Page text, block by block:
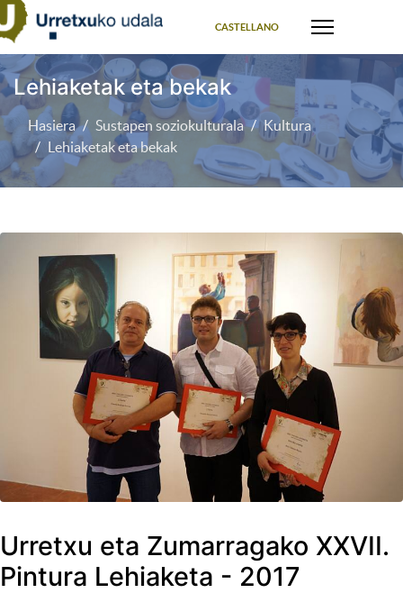
CASTELLANO
Lehiaketak eta bekak
Hasiera Sustapen soziokulturala
Kultura
Lehiaketak eta bekak
Urretxu eta Zumarragako XXVII.
Pintura Lehiaketa - 2017